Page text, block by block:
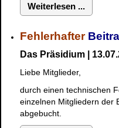
Weiterlesen ...
Fehlerhafter
Das Präsidium |
Liebe Mitglieder,
durch einen technischen
einzelnen Mitgliedern der
abgebucht.